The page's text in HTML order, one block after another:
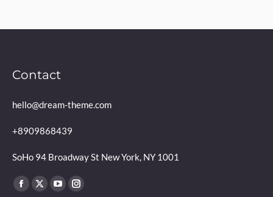
Contact
hello@dream-theme.com
+8909868439
SoHo 94 Broadway St New York, NY 1001
Finden Sie uns auf:
Facebook
X
YouTubeInstagram